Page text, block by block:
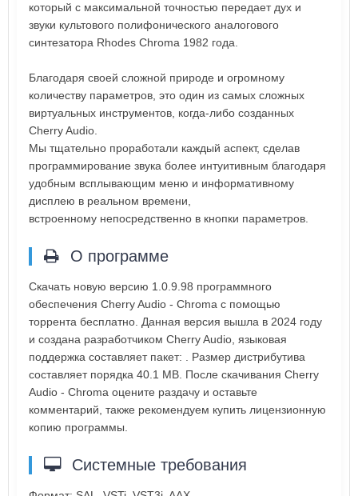
который с максимальной точностью передает дух и
звуки культового полифонического аналогового
синтезатора Rhodes Chroma 1982 года.
Благодаря своей сложной природе и огромному
количеству параметров, это один из самых сложных
виртуальных инструментов, когда-либо созданных
Cherry Audio.
Мы тщательно проработали каждый аспект, сделав
программирование звука более интуитивным благодаря
удобным всплывающим меню и информативному
дисплею в реальном времени,
встроенному непосредственно в кнопки параметров.
О программе
Скачать новую версию 1.0.9.98 программного
обеспечения Cherry Audio - Chroma с помощью
торрента бесплатно. Данная версия вышла в 2024 году
и создана разработчиком Cherry Audio, языковая
поддержка составляет пакет: . Размер дистрибутива
составляет порядка 40.1 MB. После скачивания Cherry
Audio - Chroma оцените раздачу и оставьте
комментарий, также рекомендуем купить лицензионную
копию программы.
Системные требования